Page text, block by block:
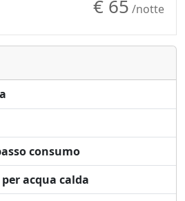
Macchina per il caffé
Shampoo plastic-free,
Giardino
€ 65 /notte
consumo
acqua calda